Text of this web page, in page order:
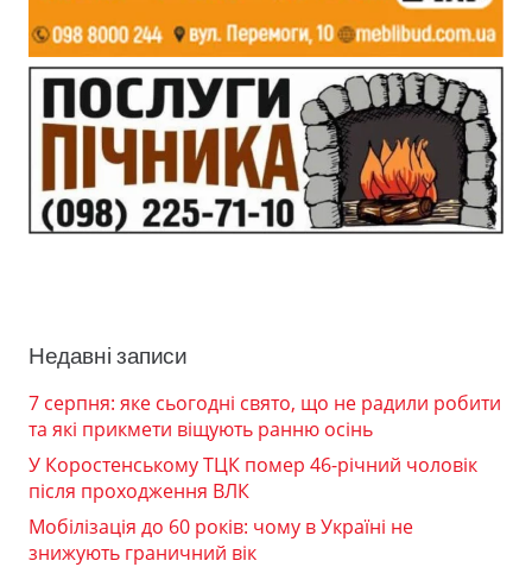
Недавні записи
7 серпня: яке сьогодні свято, що не радили робити
та які прикмети віщують ранню осінь
У Коростенському ТЦК помер 46-річний чоловік
після проходження ВЛК
Мобілізація до 60 років: чому в Україні не
знижують граничний вік